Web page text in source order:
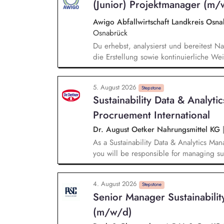
(Junior) Projektmanager
Awigo Abfallwirtschaft Landkreis
Osnabrück
Du erhebst, analysierst und bereitest
die Erstellung sowie kontinuierliche
nach anerkannten Berichtsstandards
Weiterentwicklung unseres Corporate
gemeinsam mit dem Team Maßnahmen
ökologische
deren Umsetzung sowie
Batteriespeicher und weiteren
5. August 2026 Stepstone
Sustainability Data &
Procruement International
Dr. August Oetker Nahrungsmittel KG |
As a Sustainability Data & Analytics
you will be responsible for managing
sustainability requirements into data,
responsible for the functional
landscapes, including SAP MM/BW,
and Sedex, ensuring that sustainability-
and readily available for use. You will
international sustainability activities in
4. August 2026 Stepstone
Senior Manager
(m/w/d)